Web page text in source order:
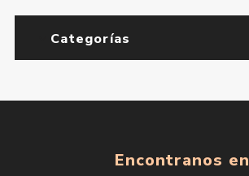
Categorías
Encontranos en